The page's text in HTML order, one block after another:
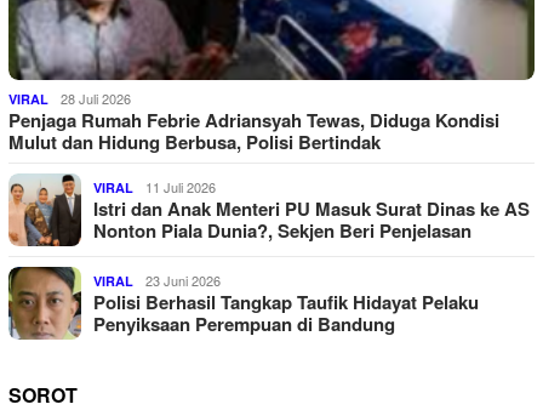
VIRAL 28 Juli 2026
Penjaga Rumah Febrie Adriansyah Tewas, Diduga Kondisi
Mulut dan Hidung Berbusa, Polisi Bertindak
VIRAL 11 Juli 2026
Istri dan Anak Menteri PU Masuk Surat Dinas ke AS
Nonton Piala Dunia?, Sekjen Beri Penjelasan
VIRAL 23 Juni 2026
Polisi Berhasil Tangkap Taufik Hidayat Pelaku
Penyiksaan Perempuan di Bandung
SOROT